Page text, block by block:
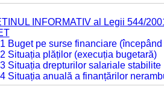
INFORMATIV al Legii 544/
Buget pe surse financiare
Situația plăților (execuția bugetară)
Situația drepturilor salariale
Situația anuală a finanțărilor